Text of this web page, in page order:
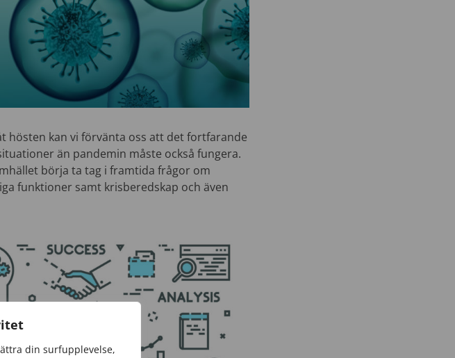
din surfupplevelse,
hösten kan vi förvänta oss att det fortfarande
än pandemin måste också fungera.
börja ta tag i framtida frågor om
funktioner samt krisberedskap och även